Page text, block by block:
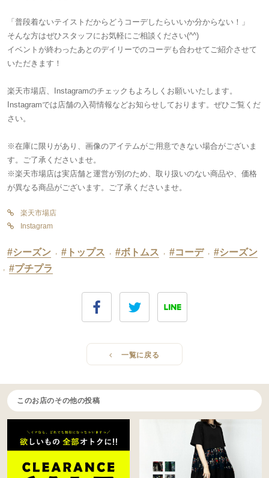
「普段着ないテイストだからどうコーデしたらいいか分からない！」
そんな方はぜひスタッフにお気軽にご相談ください(^^)
イベントが終わったあとのデイリーでのコーデも合わせてご紹介させて
いただきます！
楽天市場店、Instagramのチェックもよろしくお願いいたします。
Instagramでは店舗の入荷情報などお知らせしております。ぜひご覧くだ
さい。
※在庫に限りがあり、画像のアイテムがご用意できない場合がございま
す。ご了承くださいませ。
※楽天市場店は実店舗と運営が別のため、取り扱いのない商品や、価格
が異なる商品がございます。ご了承くださいませ。
楽天市場店
Instagram
#シーズン , #トップス , #ボトムス , #コーデ , #シーズン
, #プチプラ
一覧に戻る
このお店のその他の投稿